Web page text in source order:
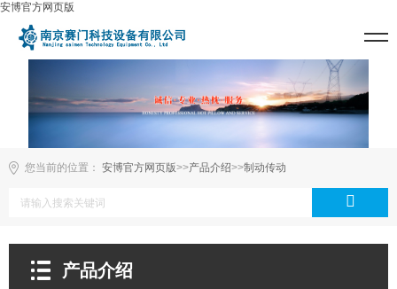
安博官方网页版
您当前的位置： 安博官方网页版>>产品介绍>>制动传动
产品介绍